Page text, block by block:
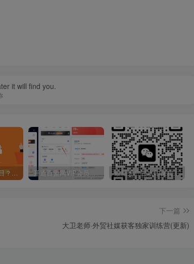
it will find you.
你还在到处找项目？还在当韭菜？我靠卖项目一个月收入5万+，曾经我也是个失败者。 最新无广告水印课程资源 长期更新
下一篇
大卫老师·外贸社媒获客独家训练营(更新)